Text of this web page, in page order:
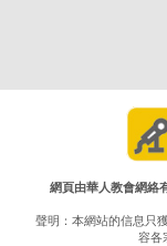
網頁由華人教會網絡
聲明：本網站的信息只
容各